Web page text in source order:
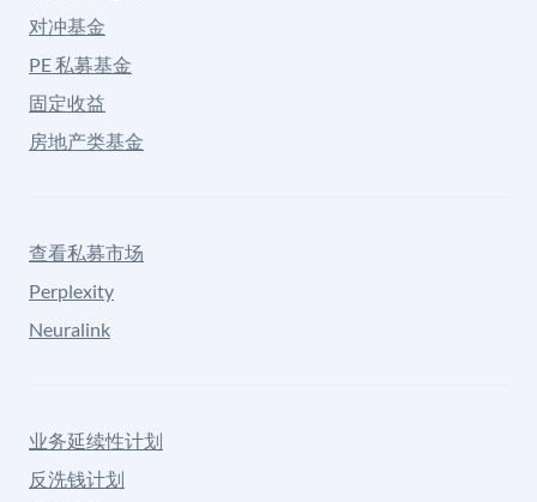
对冲基金
PE 私募基金
固定收益
房地产类基金
查看私募市场
Perplexity
Neuralink
业务延续性计划
反洗钱计划